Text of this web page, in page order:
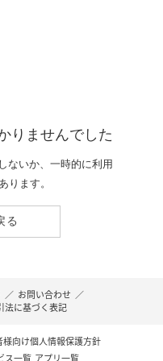
りませんでした
ないか、一時的に利用
ります。
る
／ お問い合わせ ／
法に基づく表記
様向け個人情報保護方針
ス一覧 アプリ一覧